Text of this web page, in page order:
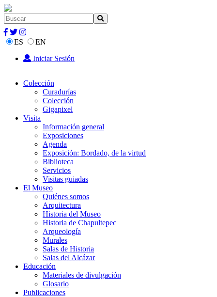
ES
EN
Iniciar Sesión
Colección
Curadurías
Colección
Gigapixel
Visita
Información general
Exposiciones
Agenda
Exposición: Bordado, de la virtud
Biblioteca
Servicios
Visitas guiadas
El Museo
Quiénes somos
Arquitectura
Historia del Museo
Historia de Chapultepec
Arqueología
Murales
Salas de Historia
Salas del Alcázar
Educación
Materiales de divulgación
Glosario
Publicaciones